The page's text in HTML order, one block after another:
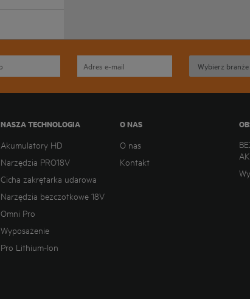
NASZA TECHNOLOGIA
Akumulatory HD
Narzędzia PRO18V
Cicha zakrętarka udarowa
Narzędzia bezczotkowe 18V
Omni Pro
Wyposażenie
Pro Lithium-Ion
O NAS
O nas
Kontakt